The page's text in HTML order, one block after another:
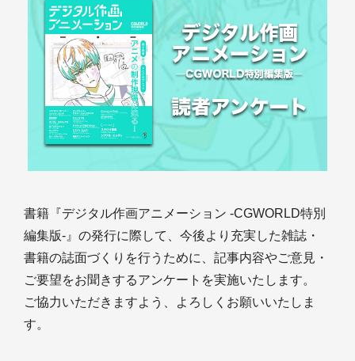
書籍『デジタル作画アニメーション -CGWORLD特別
編集版-』の発行に際して、今後より充実した雑誌・
書籍の誌面づくりを行うために、記事内容やご意見・
ご要望をお聞きするアンケートを実施いたします。
ご協力いただきますよう、よろしくお願いいたしま
す。